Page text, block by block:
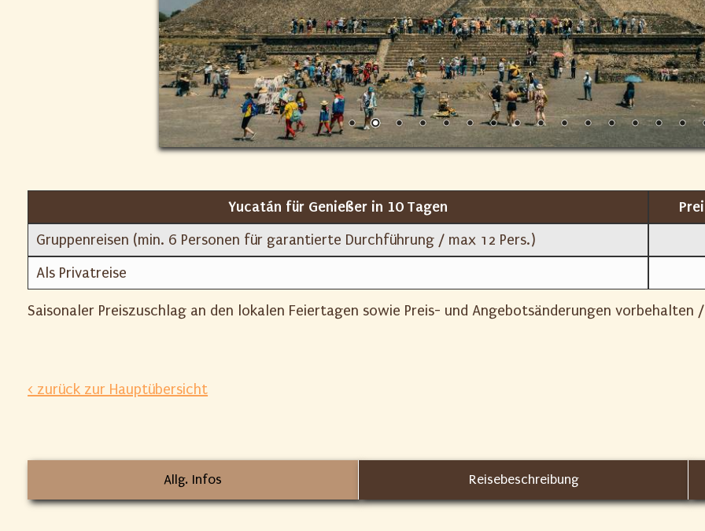
Yucatán für Genießer in 10 Tagen
Gruppenreisen (min. 6 Personen für garantierte Durchführung / max 12 Pers.)
Als Privatreise
Saisonaler Preiszuschlag an den lokalen Feiertagen sowie Preis- und Angebotsänderungen vorbehalten
< zurück zur Hauptübersicht
Allg. Infos Reisebeschreibung